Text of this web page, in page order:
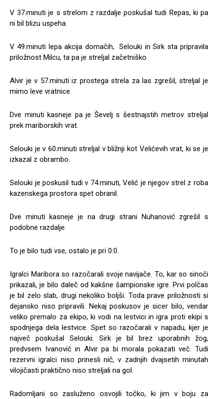
V 37.minuti je s strelom z razdalje poskušal tudi Repas, ki pa
ni bil blizu uspeha.
V 49.minuti lepa akcija domačih, Selouki in Sirk sta pripravila
priložnost Milcu, ta pa je streljal začetniško.
Alvir je v 57.minuti iz prostega strela za las zgrešil, streljal je
mimo leve vratnice.
Dve minuti kasneje pa je Ševelj s šestnajstih metrov streljal
prek mariborskih vrat.
Selouki je v 60.minuti streljal v bližnji kot Velićevih vrat, ki se je
izkazal z obrambo.
Selouki je poskusil tudi v 74.minuti, Velić je njegov strel z roba
kazenskega prostora spet obranil.
Dve minuti kasneje je na drugi strani Nuhanović zgrešil s
podobne razdalje.
To je bilo tudi vse, ostalo je pri 0:0.
Igralci Maribora so razočarali svoje navijače. To, kar so sinoči
prikazali, je bilo daleč od kakšne šampionske igre. Prvi polčas
je bil zelo slab, drugi nekoliko boljši. Toda prave priložnosti si
dejansko niso pripravili. Nekaj poskusov je sicer bilo, vendar
veliko premalo za ekipo, ki vodi na lestvici in igra proti ekipi s
spodnjega dela lestvice. Spet so razočarali v napadu, kjer je
največ poskušal Selouki. Sirk je bil brez uporabnih žog,
predvsem Ivanović in Alvir pa bi morala pokazati več. Tudi
rezervni igralci niso prinesli nič, v zadnjih dvajsetih minutah
vilojičasti praktično niso streljali na gol.
Radomljani so zasluženo osvojili točko, ki jim v boju za